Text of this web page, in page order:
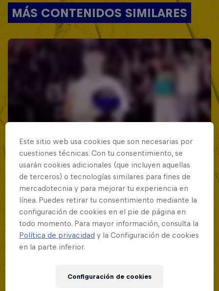
MÁS CONTENIDOS SIMILARES
Este sitio web usa cookies que son necesarias por
cuestiones técnicas. Con tu consentimiento, se
usarán cookies adicionales (que incluyen aquellas
de terceros) o tecnologías similares para fines de
mercadotecnia y para mejorar tu experiencia en
línea. Puedes retirar tu consentimiento mediante la
configuración de cookies en el pie de página en
todo momento. Para mayor información, consulta la
Política de privacidad y la Configuración de cookies
en la parte inferior.
Configuración de cookies